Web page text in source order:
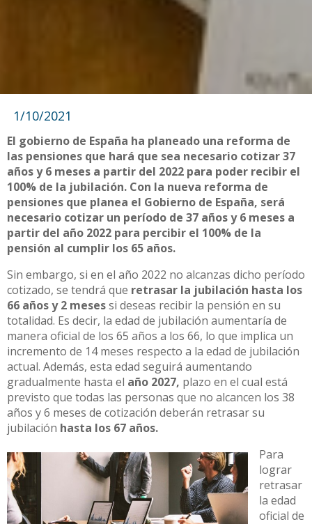
1/10/2021
El gobierno de España ha planeado una reforma de
las pensiones que hará que sea necesario cotizar 37
años y 6 meses a partir del 2022 para poder recibir el
100% de la jubilación. Con la nueva reforma de
pensiones que planea el Gobierno de España, será
necesario cotizar un período de 37 años y 6 meses a
partir del año 2022 para percibir el 100% de la
pensión al cumplir los 65 años.
Sin embargo, si en el año 2022 no alcanzas dicho período
cotizado, se tendrá que retrasar la jubilación hasta los
66 años y 2 mesessi deseas recibir la pensión en su
totalidad. Es decir, la edad de jubilación aumentaría de
manera oficial de los 65 años a los 66, lo que implica un
incremento de 14 meses respecto a la edad de jubilación
actual. Además, esta edad seguirá aumentando
gradualmente hasta el año 2027, plazo en el cual está
previsto que todas las personas que no alcancen los 38
años y 6 meses de cotización deberán retrasar su
jubilación hasta los 67 años.
Para
lograr
retrasar
la edad
oficial de